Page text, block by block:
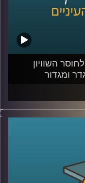
השוויון
ומגדור
הארץ כ"חודש
מגדרית עולה
כאן באוניברסיטת
א-בינארית ומה